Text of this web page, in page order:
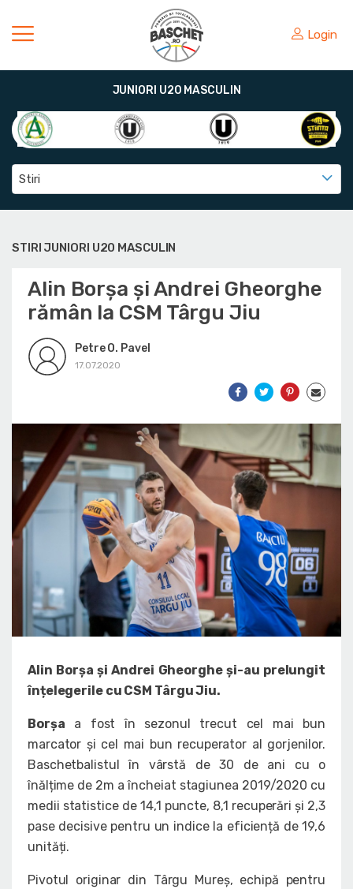
Login
JUNIORI U20 MASCULIN
Stiri
STIRI JUNIORI U20 MASCULIN
Alin Borșa și Andrei Gheorghe
rămân la CSM Târgu Jiu
Petre O. Pavel
17.07.2020
Alin Borșa și Andrei Gheorghe și-au prelungit
înțelegerile cu CSM Târgu Jiu.
Borșa a fost în sezonul trecut cel mai bun
marcator și cel mai bun recuperator al gorjenilor.
Baschetbalistul în vârstă de 30 de ani cu o
înălțime de 2m a încheiat stagiunea 2019/2020 cu
medii statistice de 14,1 puncte, 8,1 recuperări și 2,3
pase decisive pentru un indice la eficiență de 19,6
unități.
Pivotul originar din Târgu Mureș, echipă pentru